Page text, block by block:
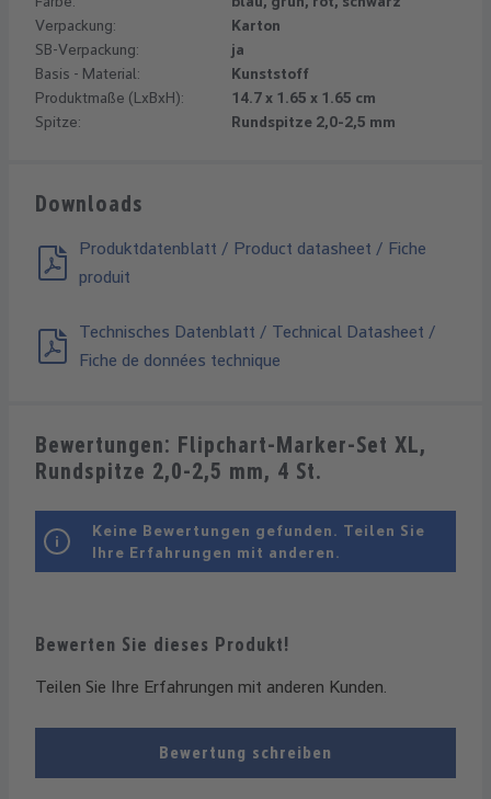
Verpackung:
Karton
SB-Verpackung:
ja
Basis - Material:
Kunststoff
Produktmaße (LxBxH):
14.7 x 1.65 x 1.65 cm
Spitze:
Rundspitze 2,0-2,5 mm
Downloads
Produktdatenblatt / Product datasheet / Fiche
produit
Technisches Datenblatt / Technical Datasheet /
Fiche de données technique
Bewertungen: Flipchart-Marker-Set XL,
Rundspitze 2,0-2,5 mm, 4 St.
Bewerten Sie dieses Produkt!
Teilen Sie Ihre Erfahrungen mit anderen Kunden.
Bewertung schreiben
Keine Bewertungen gefunden. Teilen Sie
Ihre Erfahrungen mit anderen.